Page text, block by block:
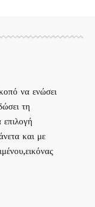
να ενώσει
τη
και με